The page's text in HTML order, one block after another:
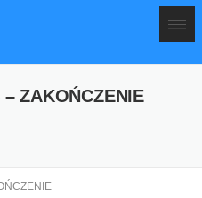
ZAKOŃCZENIE